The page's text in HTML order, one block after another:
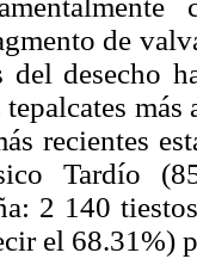
de
del desecho
tepalcates
recientes
Tardío
2 140
el 68.31%)